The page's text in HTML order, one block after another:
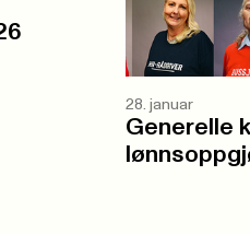
28. januar
Generelle